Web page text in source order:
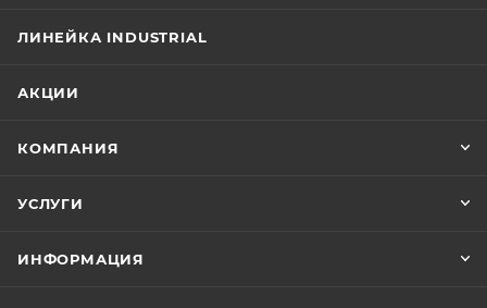
ЛИНЕЙКА INDUSTRIAL
АКЦИИ
КОМПАНИЯ
УСЛУГИ
ИНФОРМАЦИЯ